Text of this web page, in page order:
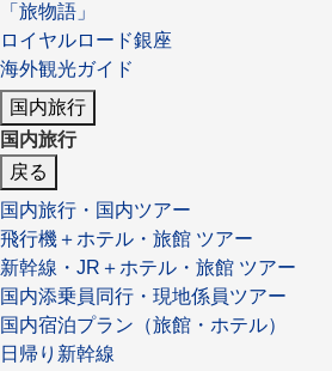
「旅物語」
ロイヤルロード銀座
海外観光ガイド
国内旅行
国内旅行
戻る
国内旅行・国内ツアー
飛行機＋ホテル・旅館 ツアー
新幹線・JR＋ホテル・旅館 ツアー
国内添乗員同行・現地係員ツアー
国内宿泊プラン（旅館・ホテル）
日帰り新幹線